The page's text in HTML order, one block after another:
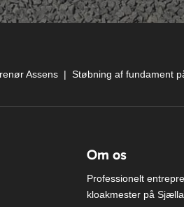
Assens |Støbning af fundament
Om os
Professionelt
kloakmester på